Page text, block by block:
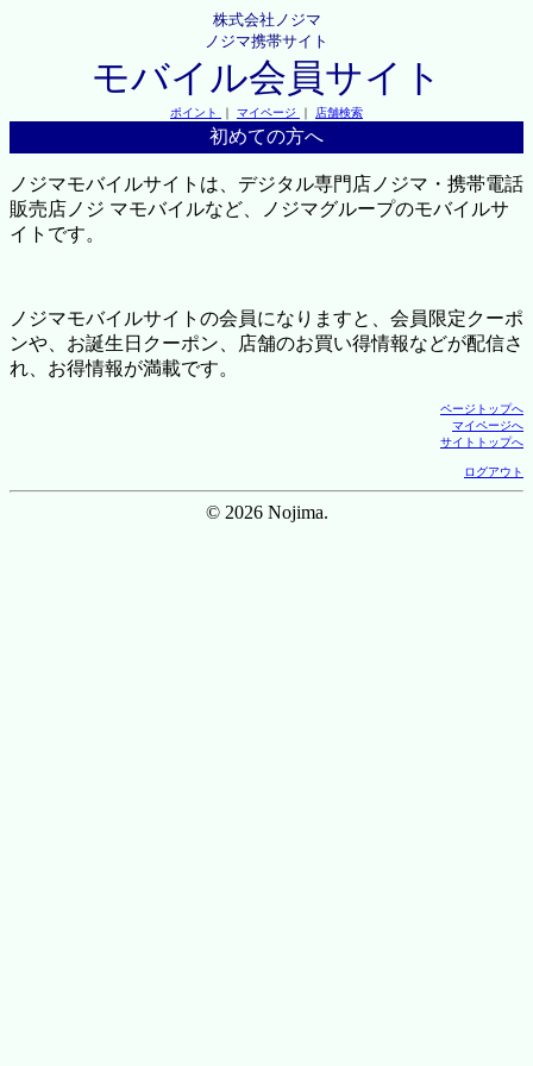
株式会社ノジマ
ノジマ携帯サイト
モバイル会員サイト
ポイント ｜ マイページ ｜ 店舗検索
初めての方へ
ノジマモバイルサイトは、デジタル専門店ノジマ・携帯電話
販売店ノジ マモバイルなど、ノジマグループのモバイルサ
イトです。
ノジマモバイルサイトの会員になりますと、会員限定クーポ
ンや、お誕生日クーポン、店舗のお買い得情報などが配信さ
れ、お得情報が満載です。
ページトップへ
マイページへ
サイトトップへ
ログアウト
© 2026 Nojima.